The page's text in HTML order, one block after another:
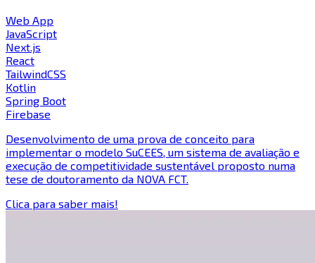
Web App
JavaScript
Next.js
React
TailwindCSS
Kotlin
Spring Boot
Firebase
Desenvolvimento de uma prova de conceito para
implementar o modelo SuCEES, um sistema de avaliação e
execução de competitividade sustentável proposto numa
tese de doutoramento da NOVA FCT.
Clica para saber mais!